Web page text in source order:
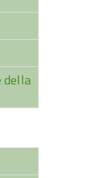
della